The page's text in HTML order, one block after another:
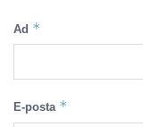
Ad *
E-posta *